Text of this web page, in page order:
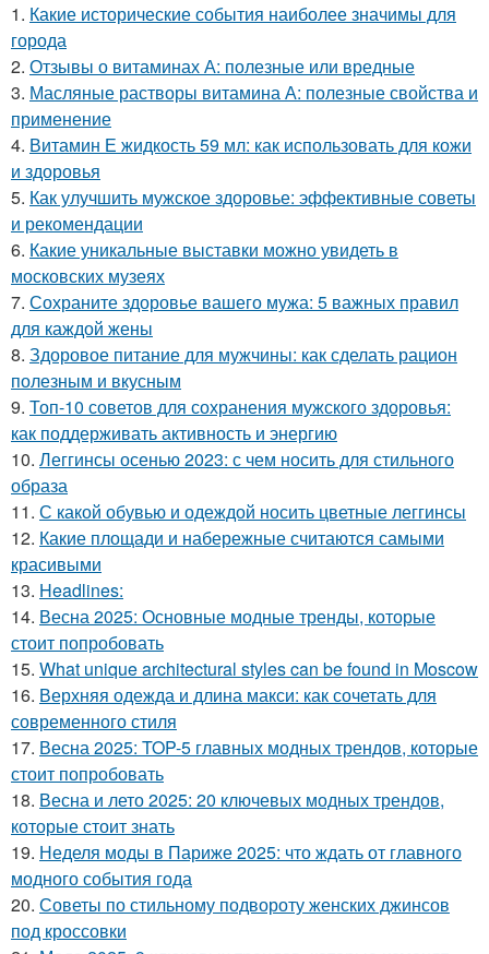
1. Какие исторические события наиболее значимы для
города
2. Отзывы о витаминах А: полезные или вредные
3. Масляные растворы витамина А: полезные свойства и
применение
4. Витамин Е жидкость 59 мл: как использовать для кожи
и здоровья
5. Как улучшить мужское здоровье: эффективные советы
и рекомендации
6. Какие уникальные выставки можно увидеть в
московских музеях
7. Сохраните здоровье вашего мужа: 5 важных правил
для каждой жены
8. Здоровое питание для мужчины: как сделать рацион
полезным и вкусным
9. Топ-10 советов для сохранения мужского здоровья:
как поддерживать активность и энергию
10. Леггинсы осенью 2023: с чем носить для стильного
образа
11. С какой обувью и одеждой носить цветные леггинсы
12. Какие площади и набережные считаются самыми
красивыми
13. Headlines:
14. Весна 2025: Основные модные тренды, которые
стоит попробовать
15. What unique architectural styles can be found in Moscow
16. Верхняя одежда и длина макси: как сочетать для
современного стиля
17. Весна 2025: TOP-5 главных модных трендов, которые
стоит попробовать
18. Весна и лето 2025: 20 ключевых модных трендов,
которые стоит знать
19. Неделя моды в Париже 2025: что ждать от главного
модного события года
20. Советы по стильному подвороту женских джинсов
под кроссовки